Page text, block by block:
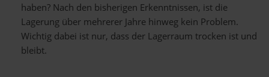
haben? Nach den bisherigen Erkenntnissen, ist die
Lagerung über mehrerer Jahre hinweg kein Problem.
Wichtig dabei ist nur, dass der Lagerraum trocken ist und
bleibt.